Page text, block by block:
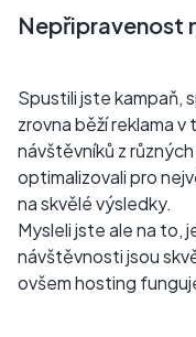
Nepřipravenost
Spustili jste kampaň,
zrovna běží reklama v
návštěvníků z
optimalizovali pro
na skvělé výsledky.
Mysleli jste ale na to,
návštěvnosti jsou
ovšem hosting